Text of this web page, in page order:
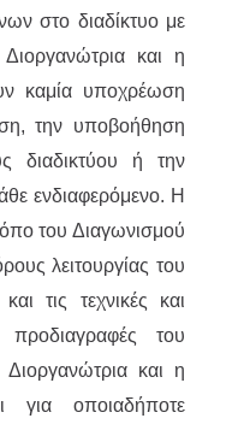
στο διαδίκτυο με
και η
καμία υποχρέωση
την υποβοήθηση
διαδικτύου ή την
ενδιαφερόμενο. Η
του Διαγωνισμού
λειτουργίας του
τις τεχνικές και
προδιαγραφές του
και η
για οποιαδήποτε